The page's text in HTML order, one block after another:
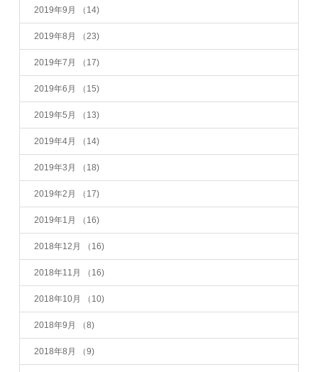
2019年9月 （14)
2019年8月 （23)
2019年7月 （17)
2019年6月 （15)
2019年5月 （13)
2019年4月 （14)
2019年3月 （18)
2019年2月 （17)
2019年1月 （16)
2018年12月 （16)
2018年11月 （16)
2018年10月 （10)
2018年9月 （8)
2018年8月 （9)